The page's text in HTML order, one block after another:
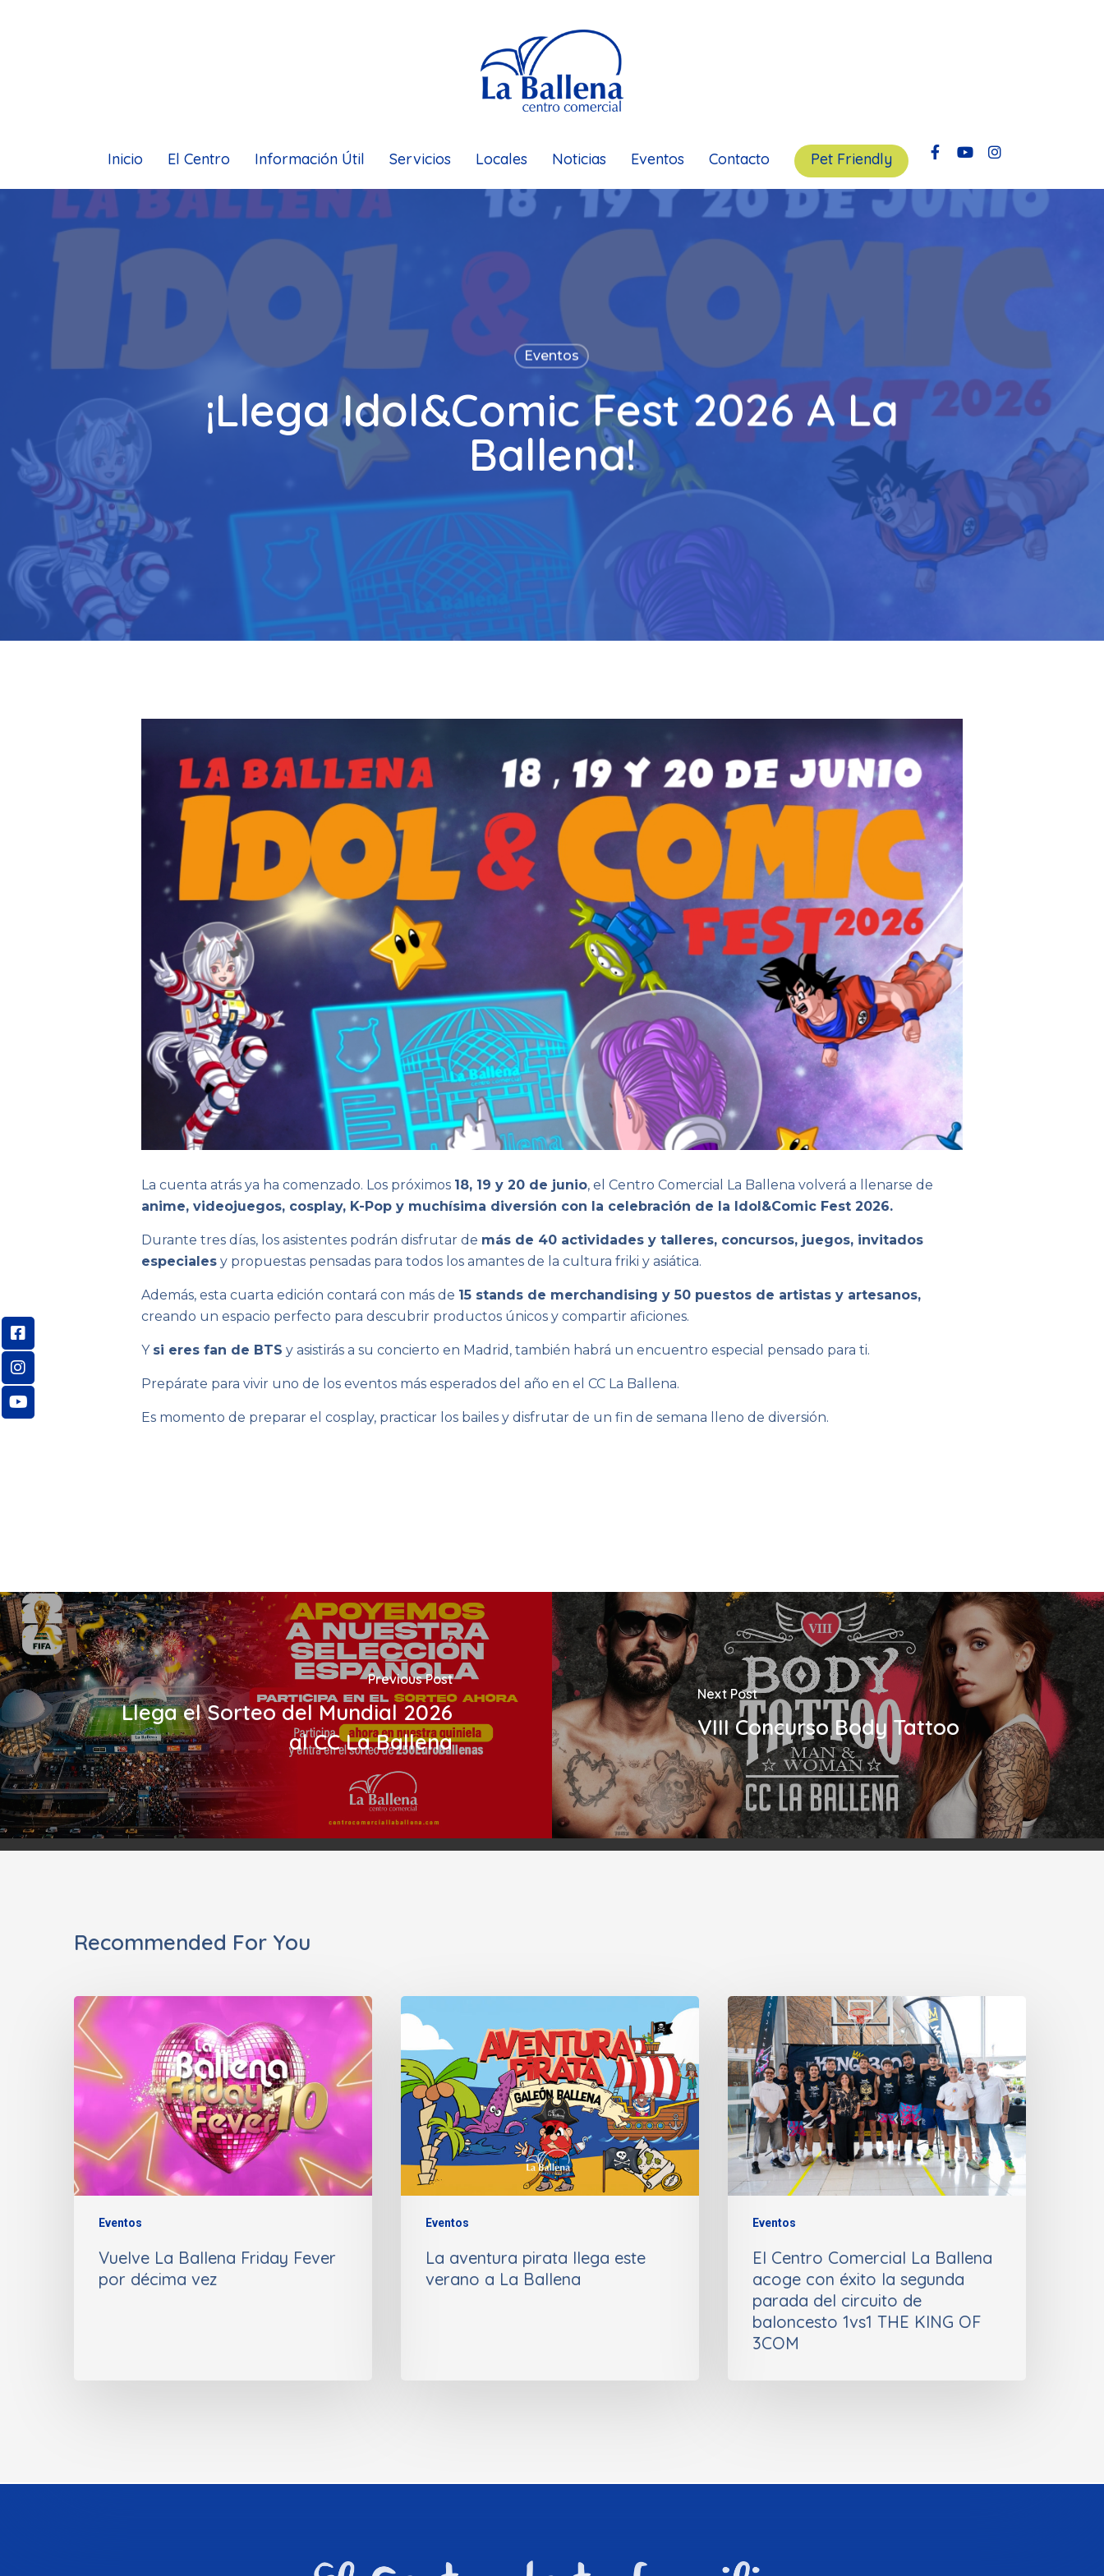
Inicio El Centro Información Útil Servicios Locales Noticias Eventos Contacto Pet Friendly
Eventos
¡Llega Idol&Comic Fest 2026 A La
Ballena!
La cuenta atrás ya ha comenzado. Los próximos 18, 19 y 20 de junio, el Centro Comercial La Ballena volverá a llenarse de
anime, videojuegos, cosplay, K-Pop y muchísima diversión con la celebración de la Idol&Comic Fest 2026.
Durante tres días, los asistentes podrán disfrutar de más de 40 actividades y talleres, concursos, juegos, invitados
especiales y propuestas pensadas para todos los amantes de la cultura friki y asiática.
Además, esta cuarta edición contará con más de 15 stands de merchandising y 50 puestos de artistas y artesanos,
creando un espacio perfecto para descubrir productos únicos y compartir aficiones.
Y si eres fan de BTS y asistirás a su concierto en Madrid, también habrá un encuentro especial pensado para ti.
Prepárate para vivir uno de los eventos más esperados del año en el CC La Ballena.
Es momento de preparar el cosplay, practicar los bailes y disfrutar de un fin de semana lleno de diversión.
Previous Post
Llega el Sorteo del Mundial 2026
al CC La Ballena
Next Post
VIII Concurso Body Tattoo
Recommended For You
Eventos
Vuelve La Ballena Friday Fever
por décima vez
Eventos
La aventura pirata llega este
verano a La Ballena
Eventos
El Centro Comercial La Ballena
acoge con éxito la segunda
parada del circuito de
baloncesto 1vs1 THE KING OF
3COM